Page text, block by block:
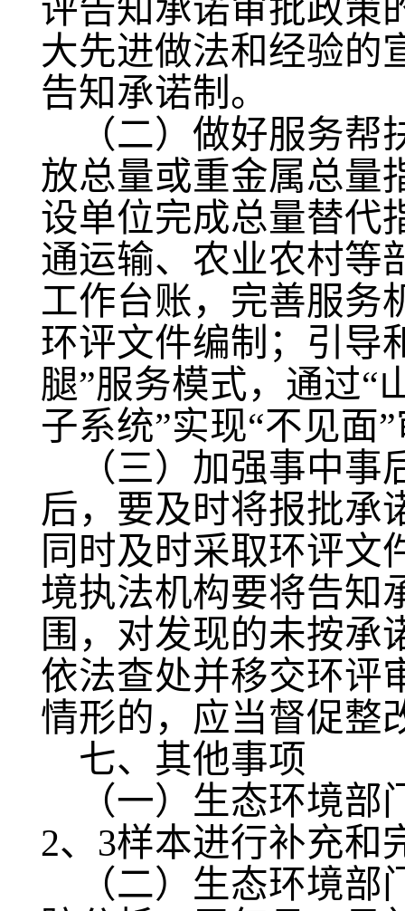
评告知承诺审批政策
大先进做法和经验的
告知承诺制。
（二）做好服务帮
放总量或重金属总量
设单位完成总量替代
通运输、农业农村等
工作台账，完善服务
环评文件编制；引导
腿”服务模式，通过“
子系统”实现“不见面
（三）加强事中事
后，要及时将报批承
同时及时采取环评文
境执法机构要将告知
围，对发现的未按承
依法查处并移交环评
情形的，应当督促整
七、其他事项
（一）生态环境
2、3样本进行补充和
（二）生态环境